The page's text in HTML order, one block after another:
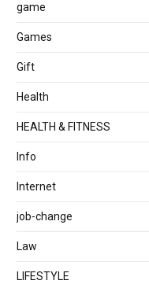
game
Games
Gift
Health
HEALTH & FITNESS
Info
Internet
job‐change
Law
LIFESTYLE